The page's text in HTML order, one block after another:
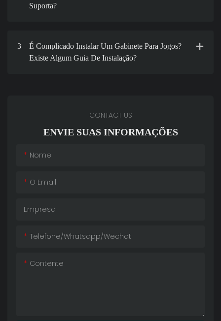
Suporta?
3
É Complicado Instalar Um Gabinete Para Jogos?
Existe Algum Guia De Instalação?
CONTACT US
ENVIE SUAS INFORMAÇÕES
Nome
O Email
Empresa
Telefone/whatsapp/wechat
Contente